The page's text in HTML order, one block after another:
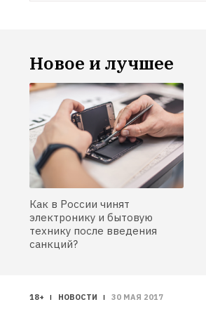
Новое и лучшее
Как в России чинят
электронику и бытовую
технику после введения
санкций?
18+ НОВОСТИ 30 МАЯ 2017